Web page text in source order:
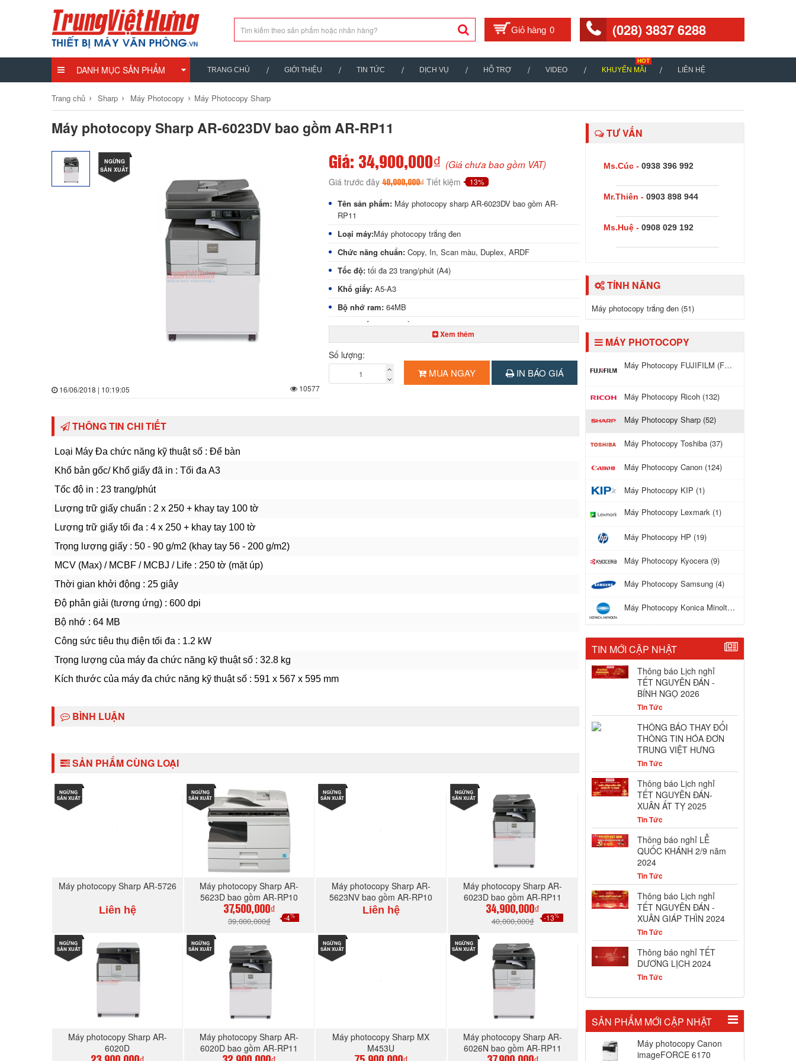
0 (028) 3837 6288
DANH MỤC SẢN PHẨM TRANG CHỦ GIỚI THIỆU TIN TỨC DỊCH VỤ HỖ TRỢ VIDEO KHUYẾN MÃI LIÊN HỆ
Trang chủ › Sharp › Máy Photocopy › Máy Photocopy Sharp
Máy photocopy Sharp AR-6023DV bao gồm AR-RP11
NGỪNG
SẢN XUẤT
16/06/2018 | 10:19:05 10577
Giá: 34,900,000₫ (Giá chưa bao gồm VAT)
Giá trước đây 40,000,000₫Tiết kiệm 13%
Tên sản phẩm:Máy photocopy sharp AR-6023DV bao gồm AR-
RP11
Loại máy:Máy photocopy trắng đen
Chức năng chuẩn:Copy, In, Scan màu, Duplex, ARDF
Tốc độ:tối đa 23 trang/phút (A4)
Khổ giấy:A5-A3
Bộ nhớ ram:64MB
Khay giấy tiêu chuẩn:250 tờ x 1 khay
Khay giấy tay:100 tờ
Độ phân giải:
600 x 600 dpi
Phóng to – thu nhỏ:
25%-400%
Xem thêm
Số lượng:
MUA NGAY IN BÁO GIÁ
THÔNG TIN CHI TIẾT
Loại Máy Đa chức năng kỹ thuật số : Để bàn
Khổ bản gốc/ Khổ giấy đã in : Tối đa A3
Tốc độ in : 23 trang/phút
Lượng trữ giấy chuẩn : 2 x 250 + khay tay 100 tờ
Lượng trữ giấy tối đa : 4 x 250 + khay tay 100 tờ
Trọng lượng giấy : 50 - 90 g/m2 (khay tay 56 - 200 g/m2)
MCV (Max) / MCBF / MCBJ / Life : 250 tờ (mặt úp)
Thời gian khởi động : 25 giây
Độ phân giải (tương ứng) : 600 dpi
Bộ nhớ : 64 MB
Công sức tiêu thụ điện tối đa : 1.2 kW
Trọng lượng của máy đa chức năng kỹ thuật số : 32.8 kg
Kích thước của máy đa chức năng kỹ thuật số : 591 x 567 x 595 mm
BÌNH LUẬN
SẢN PHẨM CÙNG LOẠI
NGỪNG
SẢN XUẤT
Máy photocopy Sharp AR-5726
Liên hệ
MUA NGAY
NGỪNG
SẢN XUẤT
Máy photocopy Sharp AR-
5623D bao gồm AR-RP10
37,500,000₫
39,000,000₫ -4%
MUA NGAY
NGỪNG
SẢN XUẤT
Máy photocopy Sharp AR-
5623NV bao gồm AR-RP10
Liên hệ
NGỪNG
SẢN XUẤT
Máy photocopy Sharp AR-
6023D bao gồm AR-RP11
34,900,000₫
40,000,000₫ -13%
MUA NGAY
NGỪNG
SẢN XUẤT
Máy photocopy Sharp AR-
6020D
NGỪNG
SẢN XUẤT
Máy photocopy Sharp AR-
6020D bao gồm AR-RP11
NGỪNG
SẢN XUẤT
Máy photocopy Sharp MX
M453U
NGỪNG
SẢN XUẤT
Máy photocopy Sharp AR-
6026N bao gồm AR-RP11
TƯ VẤN
Ms.Cúc - 0938 396 992
Mr.Thiên - 0903 898 944
Ms.Huệ - 0908 029 192
TÍNH NĂNG
Máy photocopy trắng đen (51)
MÁY PHOTOCOPY
Máy Photocopy FUJIFILM (Fuji Xerox) (121)
Máy Photocopy Ricoh (132)
Máy Photocopy Sharp (52)
Máy Photocopy Toshiba (37)
Máy Photocopy Canon (124)
Máy Photocopy KIP (1)
Máy Photocopy Lexmark (1)
Máy Photocopy HP (19)
Máy Photocopy Kyocera (9)
Máy Photocopy Samsung (4)
Máy Photocopy Konica Minolta (17)
TIN MỚI CẬP NHẬT
Thông báo Lịch nghỉ
TẾT NGUYÊN ĐÁN -
BÍNH NGỌ 2026
Tin Tức
THÔNG BÁO THAY ĐỔI
THÔNG TIN HÓA ĐƠN
TRUNG VIỆT HƯNG
Tin Tức
Thông báo Lịch nghỉ
TẾT NGUYÊN ĐÁN-
XUÂN ẤT TỴ 2025
Tin Tức
Thông báo nghỉ LỄ
QUỐC KHÁNH 2/9 năm
2024
Tin Tức
Thông báo Lịch nghỉ
TẾT NGUYÊN ĐÁN -
XUÂN GIÁP THÌN 2024
Tin Tức
Thông báo nghỉ TẾT
DƯƠNG LỊCH 2024
Tin Tức
SẢN PHẨM MỚI CẬP NHẬT
Máy photocopy Canon
imageFORCE 6170